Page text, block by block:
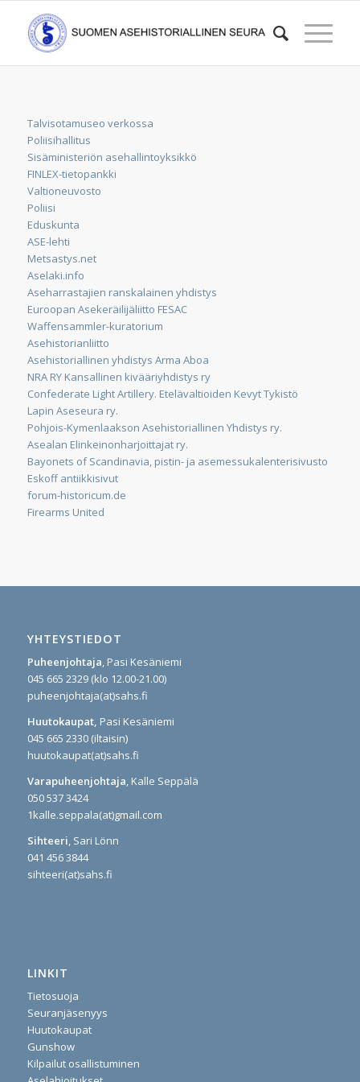
Talvisotamuseo verkossa
Poliisihallitus
Sisäministeriön asehallintoyksikkö
FINLEX-tietopankki
Valtioneuvosto
Poliisi
Eduskunta
ASE-lehti
Metsastys.net
Aselaki.info
Aseharrastajien ranskalainen yhdistys
Euroopan Asekeräilijäliitto FESAC
Waffensammler-kuratorium
Asehistorianliitto
Asehistoriallinen yhdistys Arma Aboa
NRA RY Kansallinen kivääriyhdistys ry
Confederate Light Artillery. Etelävaltioiden Kevyt Tykistö
Lapin Aseseura ry.
Pohjois-Kymenlaakson Asehistoriallinen Yhdistys ry.
Asealan Elinkeinonharjoittajat ry.
Bayonets of Scandinavia, pistin- ja asemessukalenterisivusto
Eskoff antiikkisivut
forum-historicum.de
Firearms United
YHTEYSTIEDOT
Puheenjohtaja, Pasi Kesäniemi
045 665 2329 (klo 12.00-21.00)
puheenjohtaja(at)sahs.fi
Huutokaupat, Pasi Kesäniemi
045 665 2330 (iltaisin)
huutokaupat(at)sahs.fi
Varapuheenjohtaja, Kalle Seppälä
050 537 3424
1kalle.seppala(at)gmail.com
Sihteeri, Sari Lönn
041 456 3844
sihteeri(at)sahs.fi
LINKIT
Tietosuoja
Seuranjäsenyys
Huutokaupat
Gunshow
Kilpailut osallistuminen